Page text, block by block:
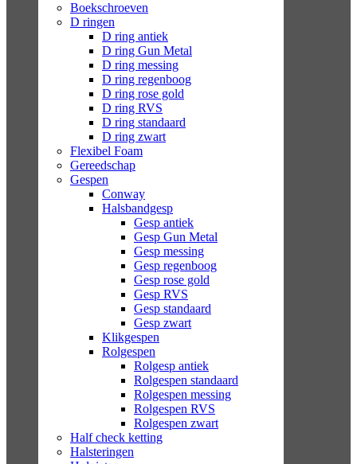
Boekschroeven
D ringen
D ring antiek
D ring Gun Metal
D ring messing
D ring regenboog
D ring rose gold
D ring RVS
D ring standaard
D ring zwart
Flexibel Foam
Gereedschap
Gespen
Conway
Halsbandgesp
Gesp antiek
Gesp Gun Metal
Gesp messing
Gesp regenboog
Gesp rose gold
Gesp RVS
Gesp standaard
Gesp zwart
Klikgespen
Rolgespen
Rolgesp antiek
Rolgespen standaard
Rolgespen messing
Rolgespen RVS
Rolgespen zwart
Half check ketting
Halsteringen